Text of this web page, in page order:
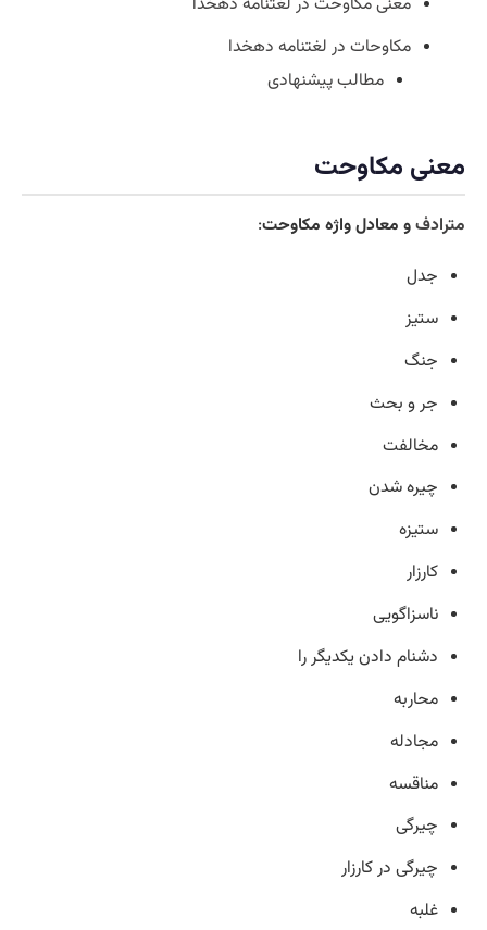
مکاوحات در لغتنامه دهخدا
مطالب پیشنهادی
معنی مکاوحت
مترادفو معادل واژه مکاوحت:
جدل
ستیز
جنگ
جر و بحث
مخالفت
چیره شدن
ستیزه
کارزار
ناسزاگویی
دشنام دادن یکدیگر را
محاربه
مجادله
مناقسه
چیرگی
چیرگی در کارزار
غلبه